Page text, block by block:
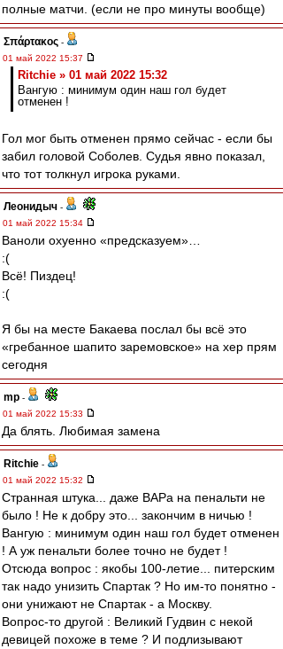
полные матчи. (если не про минуты вообще)
Σπάρτακος -
01 май 2022 15:37
Ritchie » 01 май 2022 15:32
Вангую : минимум один наш гол будет
отменен !
Гол мог быть отменен прямо сейчас - если бы
забил головой Соболев. Судья явно показал,
что тот толкнул игрока руками.
Леонидыч -
01 май 2022 15:34
Ваноли охуенно «предсказуем»…
:(
Всё! Пиздец!
:(
Я бы на месте Бакаева послал бы всё это
«гребанное шапито заремовское» на хер прям
сегодня
mp -
01 май 2022 15:33
Да блять. Любимая замена
Ritchie -
01 май 2022 15:32
Странная штука... даже ВАРа на пенальти не
было ! Не к добру это... закончим в ничью !
Вангую : минимум один наш гол будет отменен
! А уж пенальти более точно не будет !
Отсюда вопрос : якобы 100-летие... питерским
так надо унизить Спартак ? Но им-то понятно -
они унижают не Спартак - а Москву.
Вопрос-то другой : Великий Гудвин с некой
девицей похоже в теме ? И подлизывают